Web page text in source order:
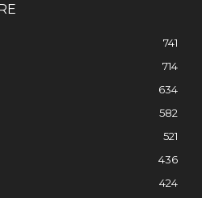
741
714
634
582
521
436
424